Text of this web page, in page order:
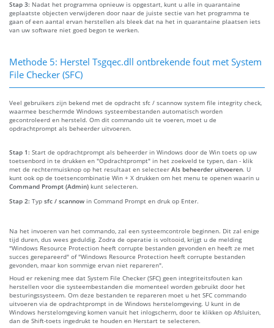
Stap 3: Nadat het programma opnieuw is opgestart, kunt u alle in quarantaine
geplaatste objecten verwijderen door naar de juiste sectie van het programma te
gaan of een aantal ervan herstellen als bleek dat na het in quarantaine plaatsen iets
van uw software niet goed begon te werken.
Methode 5: Herstel Tsgqec.dll ontbrekende fout met System
File Checker (SFC)
Veel gebruikers zijn bekend met de opdracht sfc / scannow system file integrity check,
waarmee beschermde Windows systeembestanden automatisch worden
gecontroleerd en hersteld. Om dit commando uit te voeren, moet u de
opdrachtprompt als beheerder uitvoeren.
Stap 1: Start de opdrachtprompt als beheerder in Windows door de Win toets op uw
toetsenbord in te drukken en "Opdrachtprompt" in het zoekveld te typen, dan - klik
met de rechtermuisknop op het resultaat en selecteer Als beheerder uitvoeren. U
kunt ook op de toetsencombinatie Win + X drukken om het menu te openen waarin u
Command Prompt (Admin) kunt selecteren.
Stap 2: Typ sfc / scannow in Command Prompt en druk op Enter.
Na het invoeren van het commando, zal een systeemcontrole beginnen. Dit zal enige
tijd duren, dus wees geduldig. Zodra de operatie is voltooid, krijgt u de melding
"Windows Resource Protection heeft corrupte bestanden gevonden en heeft ze met
succes gerepareerd" of "Windows Resource Protection heeft corrupte bestanden
gevonden, maar kon sommige ervan niet repareren".
Houd er rekening mee dat System File Checker (SFC) geen integriteitsfouten kan
herstellen voor die systeembestanden die momenteel worden gebruikt door het
besturingssysteem. Om deze bestanden te repareren moet u het SFC commando
uitvoeren via de opdrachtprompt in de Windows herstelomgeving. U kunt in de
Windows herstelomgeving komen vanuit het inlogscherm, door te klikken op Afsluiten,
dan de Shift-toets ingedrukt te houden en Herstart te selecteren.